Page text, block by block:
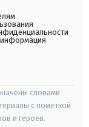
информация
словами
с пометкой
и героев.